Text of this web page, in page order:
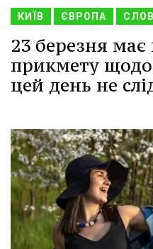
КИЇВ ЄВРОПА
23 березня
прикмету
цей день не